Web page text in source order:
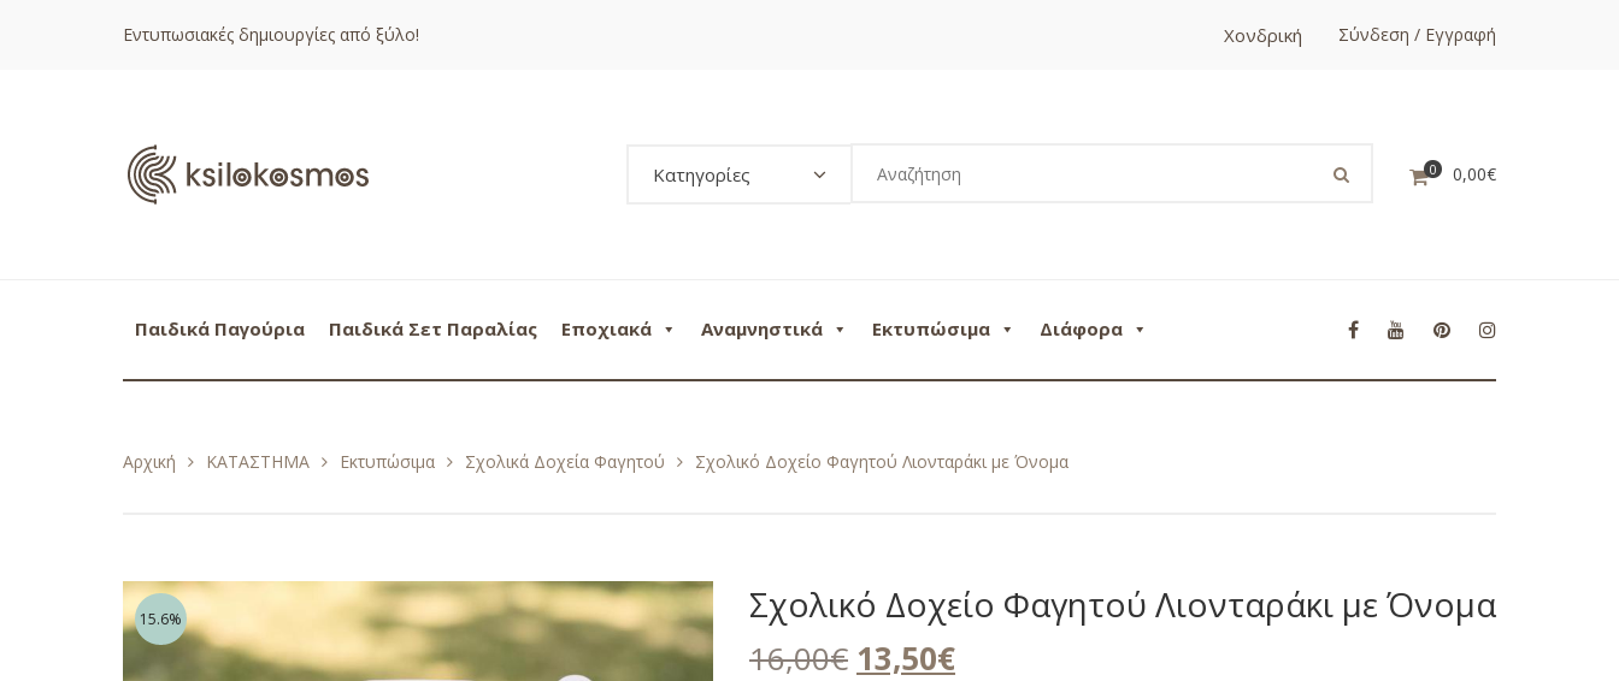
Εντυπωσιακές δημιουργίες από ξύλο! Χονδρική Σύνδεση / Εγγραφή
Κατηγορίες 0 0,00€
Παιδικά Παγούρια Παιδικά Σετ Παραλίας Εποχιακά Αναμνηστικά Εκτυπώσιμα Διάφορα
Αρχική ΚΑΤΑΣΤΗΜΑ Εκτυπώσιμα Σχολικά Δοχεία Φαγητού Σχολικό Δοχείο Φαγητού Λιονταράκι με Όνομα
15.6% Σχολικό Δοχείο Φαγητού Λιονταράκι με Όνομα
16,00€ Original
13,50€Η